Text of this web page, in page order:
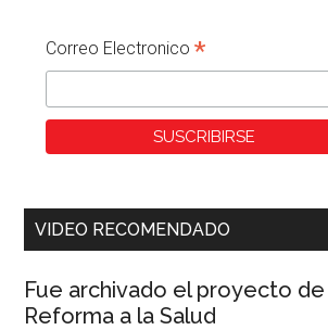
Correo Electronico*
VIDEO RECOMENDADO
Fue archivado el proyecto
Reforma a la Salud